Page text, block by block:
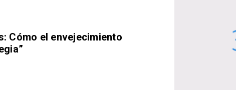
Cómo el envejecimiento